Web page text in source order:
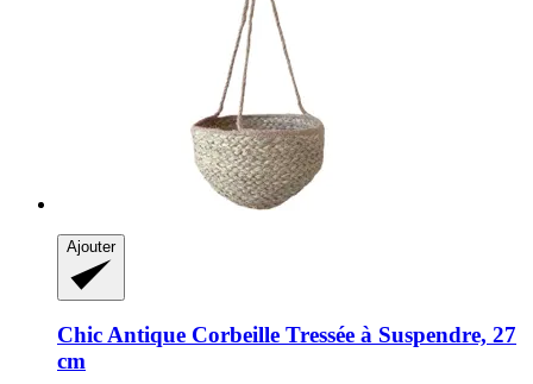
Ajouter
Chic Antique Corbeille Tressée à Suspendre, 27
cm